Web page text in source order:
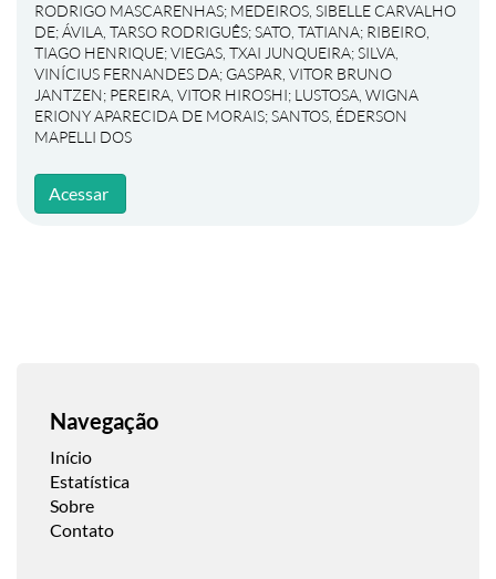
RODRIGO MASCARENHAS; MEDEIROS, SIBELLE CARVALHO
DE;ÁVILA, TARSO RODRIGUÊS;SATO, TATIANA; RIBEIRO,
TIAGO HENRIQUE;VIEGAS, TXAI JUNQUEIRA;SILVA,
VINÍCIUS FERNANDES DA; GASPAR, VITOR BRUNO
JANTZEN; PEREIRA, VITOR HIROSHI; LUSTOSA, WIGNA
ERIONY APARECIDA DE MORAIS;SANTOS, ÉDERSON
MAPELLI DOS
Acessar
Navegação
Início
Estatística
Sobre
Contato